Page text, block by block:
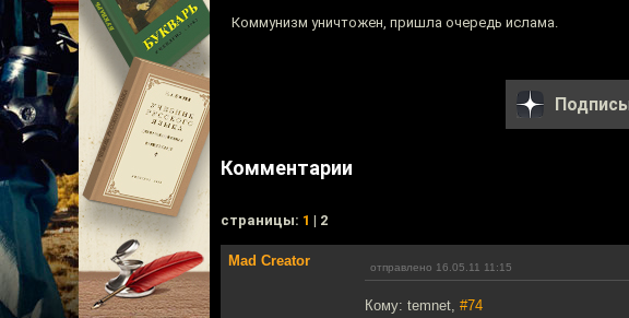
Коммунизм уничтожен, пришла очередь ислама.
Комментарии
cтраницы: 1 | 2
Mad Creator отправлено 16.05.11 11:15
Кому: temnet, #74